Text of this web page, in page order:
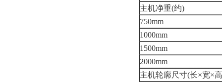
主机净重(约)
750mm
1000mm
1500mm
2000mm
主机轮廓尺寸(长×宽×